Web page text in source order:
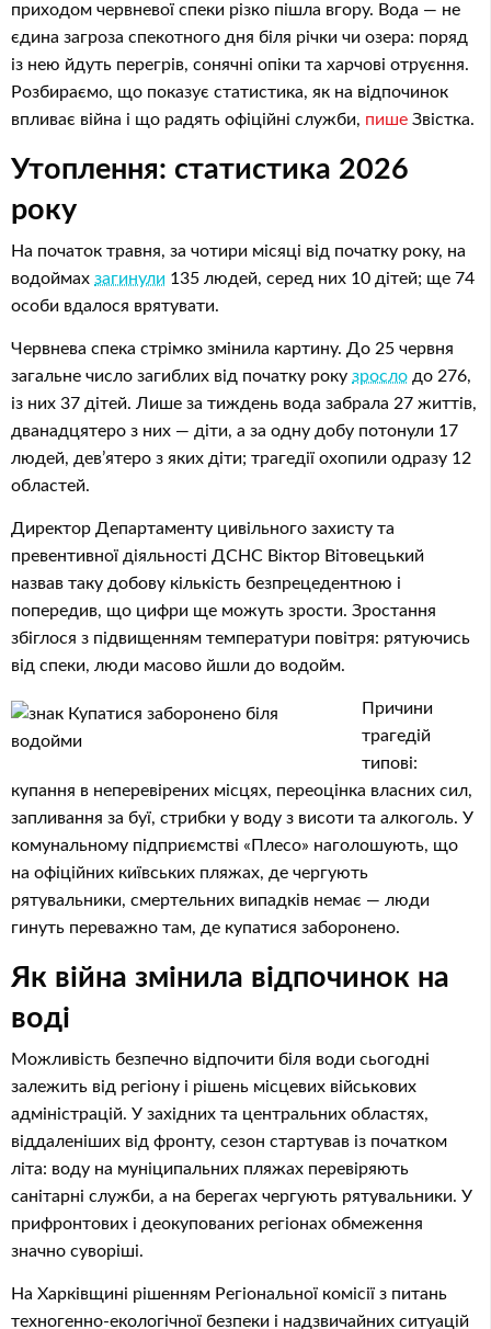
приходом червневої спеки різко пішла вгору. Вода — не
єдина загроза спекотного дня біля річки чи озера: поряд
із нею йдуть перегрів, сонячні опіки та харчові отруєння.
Розбираємо, що показує статистика, як на відпочинок
впливає війна і що радять офіційні служби, пише Звістка.
Утоплення: статистика 2026
року
На початок травня, за чотири місяці від початку року, на
водоймах загинули 135 людей, серед них 10 дітей; ще 74
особи вдалося врятувати.
Червнева спека стрімко змінила картину. До 25 червня
загальне число загиблих від початку року зросло до 276,
із них 37 дітей. Лише за тиждень вода забрала 27 життів,
дванадцятеро з них — діти, а за одну добу потонули 17
людей, дев’ятеро з яких діти; трагедії охопили одразу 12
областей.
Директор Департаменту цивільного захисту та
превентивної діяльності ДСНС Віктор Вітовецький
назвав таку добову кількість безпрецедентною і
попередив, що цифри ще можуть зрости. Зростання
збіглося з підвищенням температури повітря: рятуючись
від спеки, люди масово йшли до водойм.
Причини
трагедій
типові:
купання в неперевірених місцях, переоцінка власних сил,
запливання за буї, стрибки у воду з висоти та алкоголь. У
комунальному підприємстві «Плесо» наголошують, що
на офіційних київських пляжах, де чергують
рятувальники, смертельних випадків немає — люди
гинуть переважно там, де купатися заборонено.
Як війна змінила відпочинок на
воді
Можливість безпечно відпочити біля води сьогодні
залежить від регіону і рішень місцевих військових
адміністрацій. У західних та центральних областях,
віддаленіших від фронту, сезон стартував із початком
літа: воду на муніципальних пляжах перевіряють
санітарні служби, а на берегах чергують рятувальники. У
прифронтових і деокупованих регіонах обмеження
значно суворіші.
На Харківщині рішенням Регіональної комісії з питань
техногенно-екологічної безпеки і надзвичайних ситуацій